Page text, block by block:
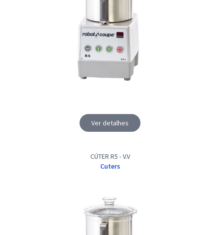
Ver detalhes
CÚTER R5 - V.V
Cuters